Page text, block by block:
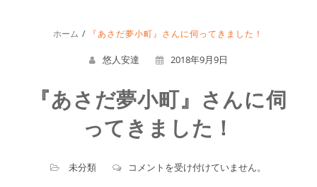
ホーム 『あさだ夢小町』さんに伺ってきました！
悠人安達 2018年9月9日
『あさだ夢小町』さんに伺
ってきました！
未分類
『あ
コメントを受け付けていません。